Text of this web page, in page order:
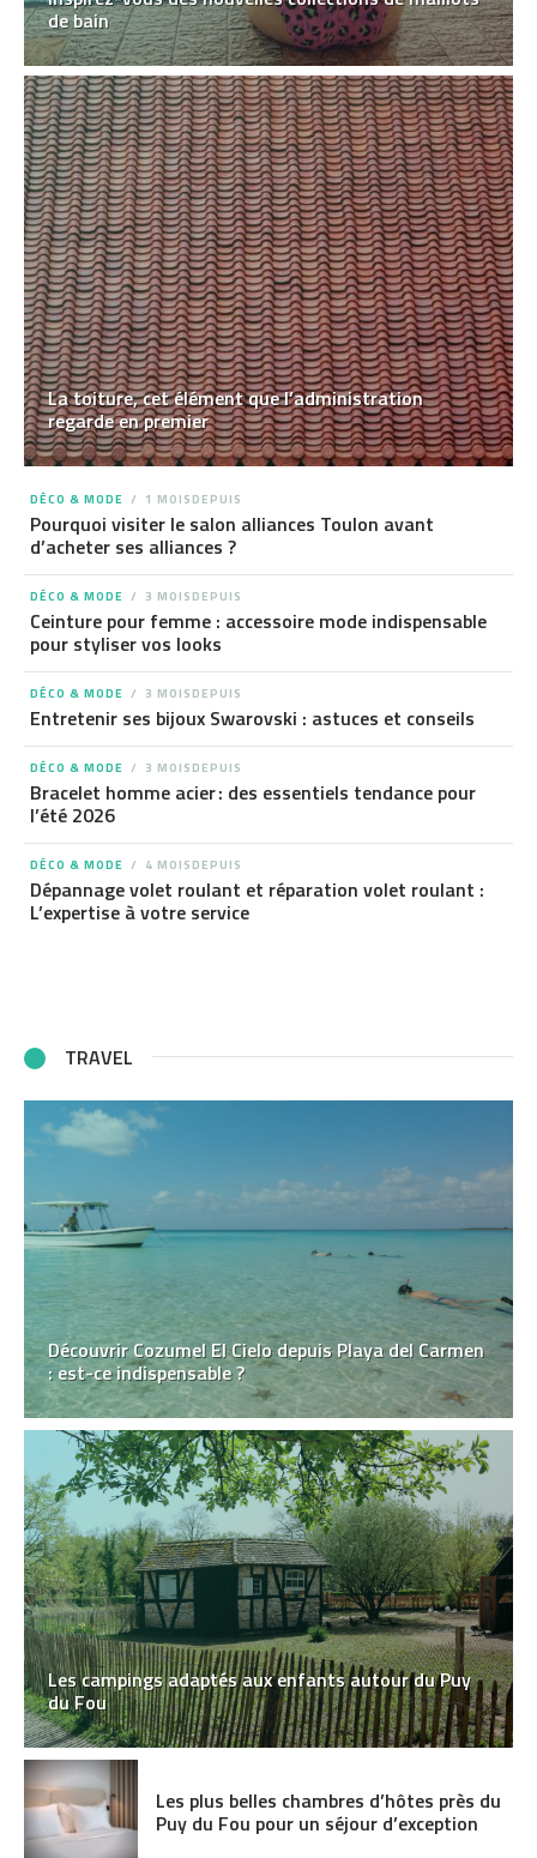
de bain
La toiture, cet élément que l’administration
regarde en premier
DÉCO & MODE 1 MOISDEPUIS
Pourquoi visiter le salon alliances Toulon avant
d’acheter ses alliances ?
DÉCO & MODE 3 MOISDEPUIS
Ceinture pour femme : accessoire mode indispensable
pour styliser vos looks
DÉCO & MODE 3 MOISDEPUIS
Entretenir ses bijoux Swarovski : astuces et conseils
DÉCO & MODE 3 MOISDEPUIS
Bracelet homme acier : des essentiels tendance pour
l’été 2026
DÉCO & MODE 4 MOISDEPUIS
Dépannage volet roulant et réparation volet roulant :
L’expertise à votre service
TRAVEL
Découvrir Cozumel El Cielo depuis Playa del Carmen
: est-ce indispensable ?
Les campings adaptés aux enfants autour du Puy
du Fou
Les plus belles chambres d’hôtes près du
Puy du Fou pour un séjour d’exception